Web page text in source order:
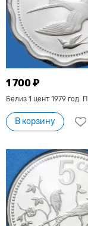
1 700 ₽
Белиз 1 цент 1979 год.
В корзину